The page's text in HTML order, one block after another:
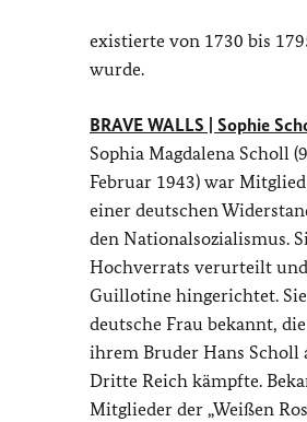
existierte von 1730 bis
wurde.
BRAVE WALLS | Sophie
Sophia Magdalena Scholl
Februar 1943) war
einer deutschen
den Nationalsozialismus.
Hochverrats verurteilt
Guillotine hingerichtet.
deutsche Frau bekannt,
ihrem Bruder Hans Scholl
Dritte Reich kämpfte.
Mitglieder der „Weißen